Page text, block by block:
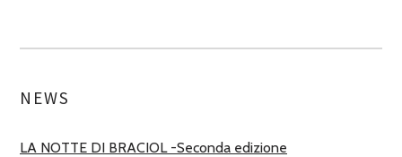
NEWS
LA NOTTE DI BRACIOL -Seconda edizione